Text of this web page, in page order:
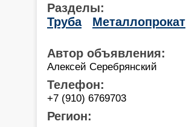
Разделы:
Труба
Металлопрокат
Автор объявления:
Алексей Серебрянский
Телефон:
+7 (910) 6769703
Регион: